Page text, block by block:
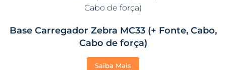
Base Carregador Zebra MC33 (+ Fonte, Cabo,
Cabo de força)
Saiba Mais